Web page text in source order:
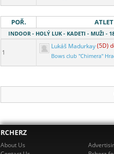
POŘ. ATLET
INDOOR - HOLÝ LUK - KADETI - MUŽI -
1
Lukáš Madurkay(5D)
Bows club "Chimera"
RCHERZ
About Us